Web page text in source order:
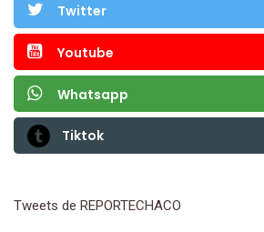
Twitter
Youtube
Whatsapp
Tiktok
Tweets de REPORTECHACO